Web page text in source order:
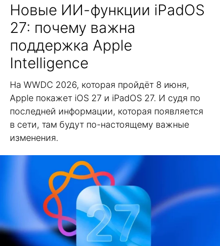
Новые ИИ-функции iPadOS
27: почему важна
поддержка Apple
Intelligence
На WWDC 2026, которая пройдёт 8 июня,
Apple покажет iOS 27 и iPadOS 27. И судя по
последней информации, которая появляется
в сети, там будут по-настоящему важные
изменения.